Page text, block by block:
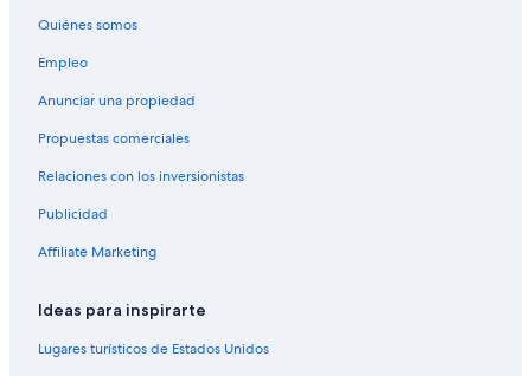
Quiénes somos
Empleo
Anunciar una propiedad
Propuestas comerciales
Relaciones con los inversionistas
Publicidad
Affiliate Marketing
Ideas para inspirarte
Lugares turísticos de Estados Unidos